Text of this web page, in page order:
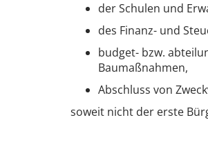
der Schulen und
des Finanz- und
budget- bzw.
Baumaßnahmen,
Abschluss von
soweit nicht der erste